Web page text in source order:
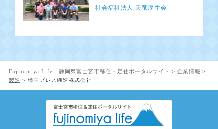
社会福祉法人 天竜厚生会
Fujinomiya Life - 静岡県富士宮市移住・定住ポータルサイト > 企業情報 >
製造 > 埼玉プレス鍛造株式会社